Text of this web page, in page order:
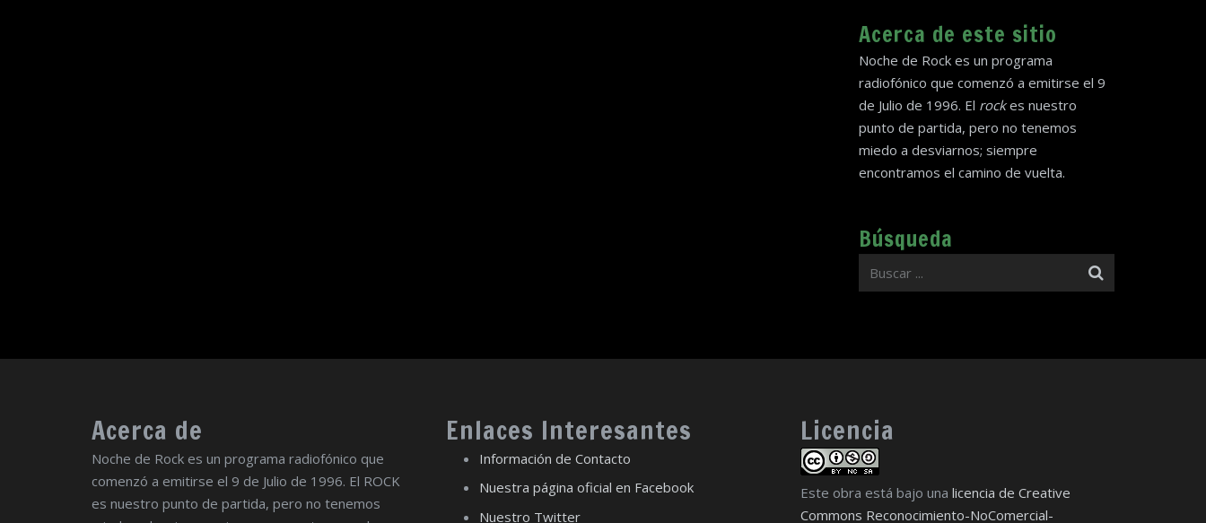
Acerca de este sitio
Noche de Rock es un programa
radiofónico que comenzó a emitirse el 9
de Julio de 1996. El rockes nuestro
punto de partida, pero no tenemos
miedo a desviarnos; siempre
encontramos el camino de vuelta.
Búsqueda
Acerca de
Noche de Rock es un programa radiofónico que
comenzó a emitirse el 9 de Julio de 1996. El ROCK
es nuestro punto de partida, pero no tenemos
Enlaces Interesantes
Información de Contacto
Nuestra página oficial en Facebook
Nuestro Twitter
Licencia
Este obra está bajo una licencia de Creative
Commons Reconocimiento-NoComercial-